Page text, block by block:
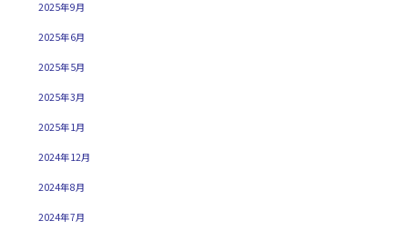
2025年9月
2025年6月
2025年5月
2025年3月
2025年1月
2024年12月
2024年8月
2024年7月